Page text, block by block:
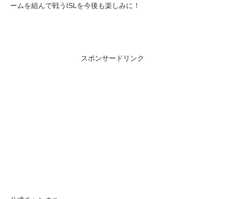
ームを組んで戦うISLを今後も楽しみに！
スポンサードリンク